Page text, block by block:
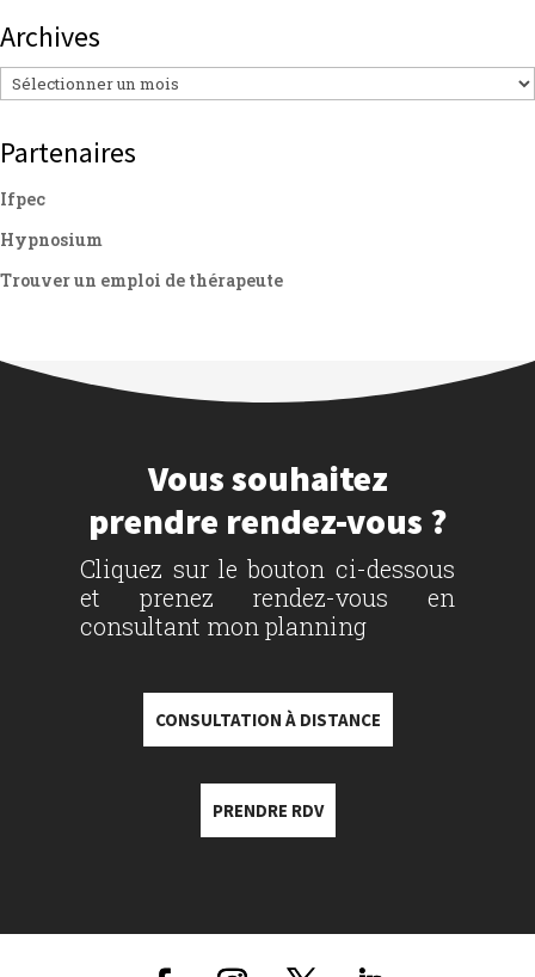
Archives
Archives
Partenaires
Ifpec
Hypnosium
Trouver un emploi de thérapeute
Vous souhaitez
prendre rendez-vous ?
Cliquez sur le bouton ci-dessous
et prenez rendez-vous en
consultant mon planning
CONSULTATION À DISTANCE
PRENDRE RDV